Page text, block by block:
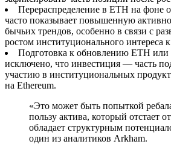
Перераспределение в ETH на фоне
часто показывает повышенную
бычьих трендов, особенно в связи с
ростом институционального интереса
Подготовка к обновлению ETH
исключено, что инвестиция — часть
участию в институциональных
на Ethereum.
«Это может быть попыткой
пользу актива, который отстает
обладает структурным
один из аналитиков Arkham.